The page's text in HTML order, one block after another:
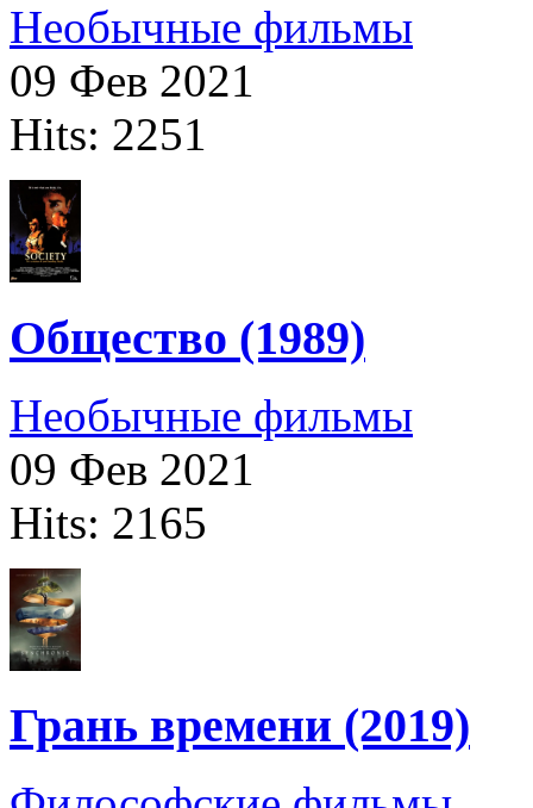
Необычные фильмы
09 Фев 2021
Hits: 2251
Общество (1989)
Необычные фильмы
09 Фев 2021
Hits: 2165
Грань времени (2019)